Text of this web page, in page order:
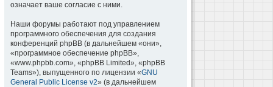
означает ваше согласие с ними.
Наши форумы работают под управлением
программного обеспечения для создания
конференций phpBB (в дальнейшем «они»,
«программное обеспечение phpBB»,
«www.phpbb.com», «phpBB Limited», «phpBB
Teams»), выпущенного по лицензии «GNU
General Public License v2» (в дальнейшем